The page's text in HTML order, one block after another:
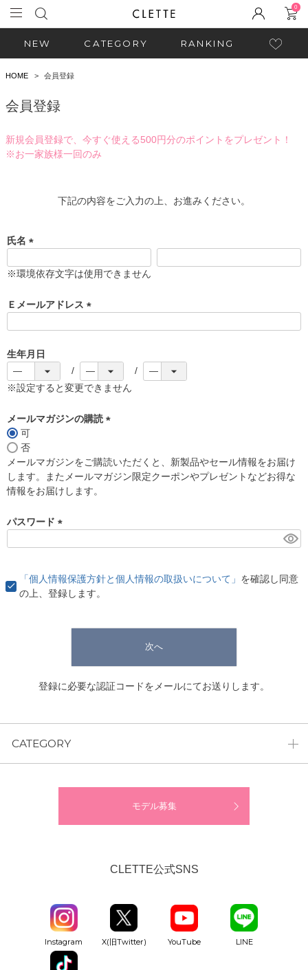
0
NEW CATEGORY RANKING
HOME 会員登録
会員登録
新規会員登録で、今すぐ使える500円分のポイントをプレゼント！
※お一家族様一回のみ
下記の内容をご入力の上、お進みください。
氏名
必
)
※環境依存文字は使用できません
Ｅメールアドレス
)
生年月日
※設定すると変更できません
メールマガジンの購読
須
)
可
否
メールマガジンをご購読いただくと、新製品やセール情報をお届け
します。またメールマガジン限定クーポンやプレゼントなどお得な
情報をお届けします。
パスワード
)
「個人情報保護方針と個人情報の取扱いについて」 を確認し同意
の上、登録します。
次へ
登録に必要な認証コードをメールにてお送りします。
CATEGORY
モデル募集
CLETTE公式SNS
Instagram X(旧Twitter) YouTube LINE